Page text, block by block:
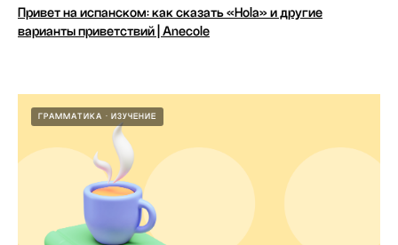
Привет на испанском: как сказать «Hola» и другие
варианты приветствий | Anecole
ГРАММАТИКА ИЗУЧЕНИЕ